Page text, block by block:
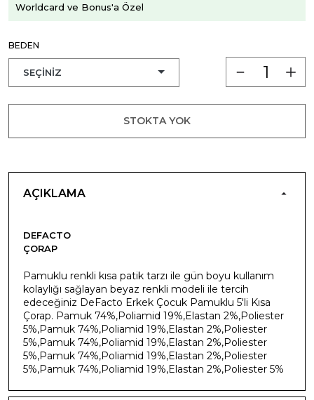
Worldcard ve Bonus'a Özel
BEDEN
STOKTA YOK
AÇIKLAMA
DEFACTO
ÇORAP
Pamuklu renkli kısa patik tarzı ile gün boyu kullanım
kolaylığı sağlayan beyaz renkli modeli ile tercih
edeceğiniz DeFacto Erkek Çocuk Pamuklu 5'li Kısa
Çorap. Pamuk 74%,Poliamid 19%,Elastan 2%,Poliester
5%,Pamuk 74%,Poliamid 19%,Elastan 2%,Poliester
5%,Pamuk 74%,Poliamid 19%,Elastan 2%,Poliester
5%,Pamuk 74%,Poliamid 19%,Elastan 2%,Poliester
5%,Pamuk 74%,Poliamid 19%,Elastan 2%,Poliester 5%